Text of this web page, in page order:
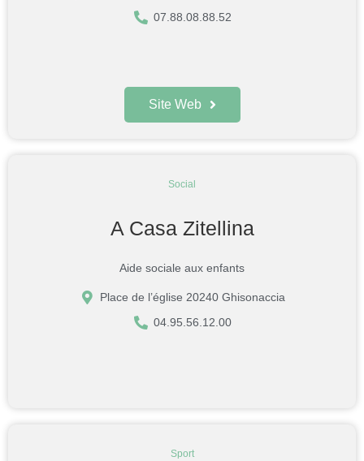
07.88.08.88.52
Site Web
Social
A Casa Zitellina
Aide sociale aux enfants
Place de l’église 20240 Ghisonaccia
04.95.56.12.00
Sport